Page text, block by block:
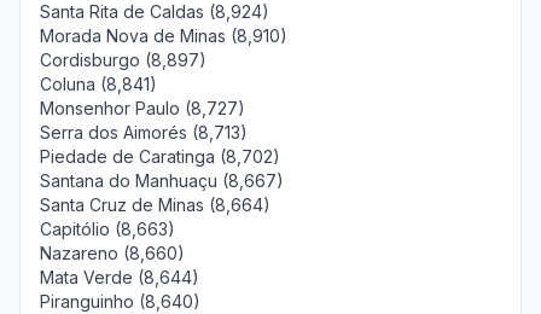
Santa Rita de Caldas (8,924)
Morada Nova de Minas (8,910)
Cordisburgo (8,897)
Coluna (8,841)
Monsenhor Paulo (8,727)
Serra dos Aimorés (8,713)
Piedade de Caratinga (8,702)
Santana do Manhuaçu (8,667)
Santa Cruz de Minas (8,664)
Capitólio (8,663)
Nazareno (8,660)
Mata Verde (8,644)
Piranguinho (8,640)